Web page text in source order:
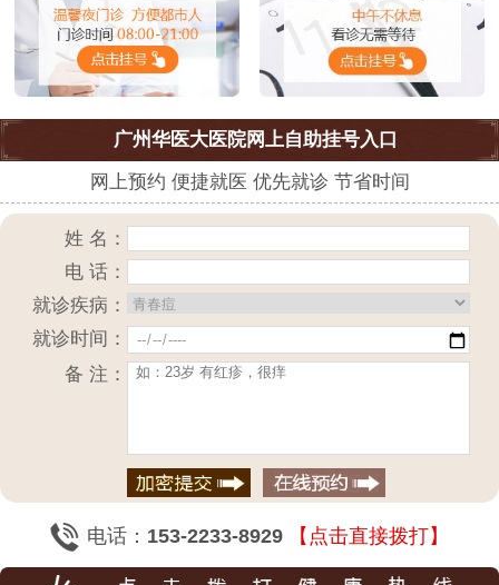
广州华医大医院网上自助挂号入口
网上预约 便捷就医 优先就诊 节省时间
姓 名：
电 话：
就诊疾病：
就诊时间：
备 注：
电话： 153-2233-8929 【点击直接拨打】